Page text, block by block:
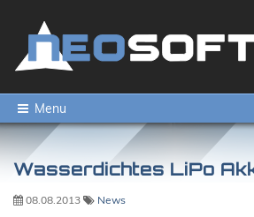
Menu
Wasserdichtes LiPo
08.08.2013 News